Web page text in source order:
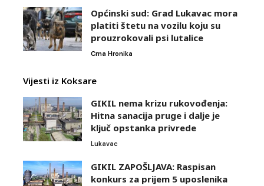
Općinski sud: Grad Lukavac mora
platiti štetu na vozilu koju su
prouzrokovali psi lutalice
Crna Hronika
Vijesti iz Koksare
GIKIL nema krizu rukovođenja:
Hitna sanacija pruge i dalje je
ključ opstanka privrede
Lukavac
GIKIL ZAPOŠLJAVA: Raspisan
konkurs za prijem 5 uposlenika